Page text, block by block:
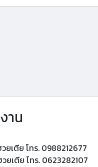
าน
เตีย โทร. 0988212677
ยเตีย โทร. 0623282107